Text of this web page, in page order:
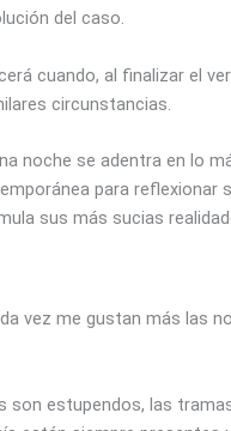
del caso.
cuando, al finalizar el
circunstancias.
noche se adentra en lo
para reflexionar
sus más sucias
vez me gustan más las
son estupendos, las